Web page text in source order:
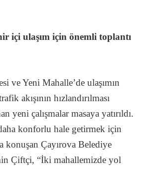
içi ulaşım için önemli toplantı
ve Yeni Mahalle’de ulaşımın
akışının hızlandırılması
yeni çalışmalar masaya yatırıldı.
konforlu hale getirmek için
konuşan Çayırova Belediye
Çiftçi, “İki mahallemizde yol